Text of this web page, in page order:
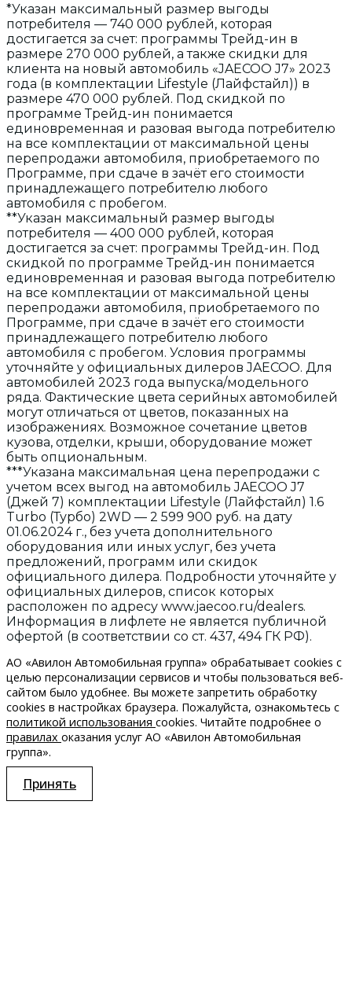
*Указан максимальный размер выгоды
потребителя — 740 000 рублей, которая
достигается за счет: программы Трейд-ин в
размере 270 000 рублей, а также скидки для
клиента на новый автомобиль «JAECOO J7» 2023
года (в комплектации Lifestyle (Лайфстайл)) в
размере 470 000 рублей. Под скидкой по
программе Трейд-ин понимается
единовременная и разовая выгода потребителю
на все комплектации от максимальной цены
перепродажи автомобиля, приобретаемого по
Программе, при сдаче в зачёт его стоимости
принадлежащего потребителю любого
автомобиля с пробегом.
**Указан максимальный размер выгоды
потребителя — 400 000 рублей, которая
достигается за счет: программы Трейд-ин. Под
скидкой по программе Трейд-ин понимается
единовременная и разовая выгода потребителю
на все комплектации от максимальной цены
перепродажи автомобиля, приобретаемого по
Программе, при сдаче в зачёт его стоимости
принадлежащего потребителю любого
автомобиля с пробегом. Условия программы
уточняйте у официальных дилеров JAECOO. Для
автомобилей 2023 года выпуска/модельного
ряда. Фактические цвета серийных автомобилей
могут отличаться от цветов, показанных на
изображениях. Возможное сочетание цветов
кузова, отделки, крыши, оборудование может
быть опциональным.
***Указана максимальная цена перепродажи с
учетом всех выгод на автомобиль JAECOO J7
(Джей 7) комплектации Lifestyle (Лайфстайл) 1.6
Turbo (Турбо) 2WD — 2 599 900 руб. на дату
01.06.2024 г., без учета дополнительного
оборудования или иных услуг, без учета
предложений, программ или скидок
официального дилера. Подробности уточняйте у
официальных дилеров, список которых
расположен по адресу www.jaecoo.ru/dealers.
Информация в лифлете не является публичной
офертой (в соответствии со ст. 437, 494 ГК РФ).
АО «Авилон Автомобильная группа» обрабатывает cookies с
целью персонализации сервисов и чтобы пользоваться веб-
сайтом было удобнее. Вы можете запретить обработку
сookies в настройках браузера. Пожалуйста, ознакомьтесь с
политикой использования cookies. Читайте подробнее о
правилах оказания услуг АО «Авилон Автомобильная
группа».
Принять